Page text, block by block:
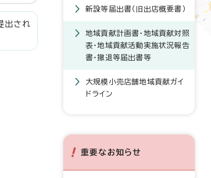
出され
新設等届出書（旧出店概要書）
地域貢献計画書・地域貢献対照
表・地域貢献活動実施状況報告
書・撤退等届出書等
大規模小売店舗地域貢献ガイ
ドライン
重要なお知らせ